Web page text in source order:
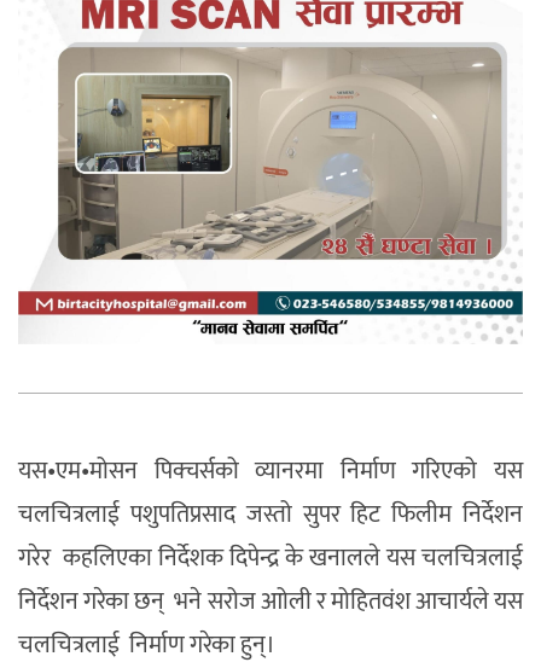
यस•एम•मोसन पिक्चर्सको व्यानरमा निर्माण गरिएको यस
चलचित्रलाई पशुपतिप्रसाद जस्तो सुपर हिट फिलीम निर्देशन
गरेर कहलिएका निर्देशक दिपेन्द्र के खनालले यस चलचित्रलाई
निर्देशन गरेका छन् भने सरोज आोली र मोहितवंश आचार्यले यस
चलचित्रलाई निर्माण गरेका हुन्।